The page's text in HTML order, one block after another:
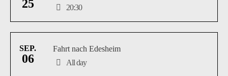
25
20:30
SEP.
06
Fahrt nach Edesheim
All day